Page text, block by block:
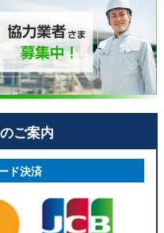
ご案内
ド決済